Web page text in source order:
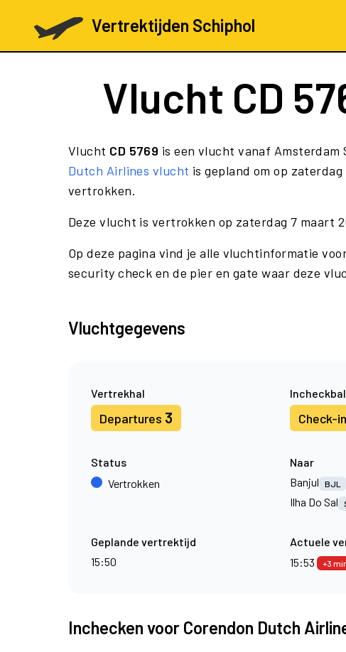
Vertrektijden Schiphol
Vlucht CD
Vlucht CD 5769 is een vlucht vanaf Amsterdam
Dutch Airlines vlucht is gepland om op
vertrokken.
Deze vlucht is vertrokken op zaterdag 7 maart
Op deze pagina vind je alle vluchtinformatie
security check en de pier en gate waar deze
Vluchtgegevens
Vertrekhal
Departures 3 Check-in
Status
Vertrokken
Naar
Banjul
BJL
Ilha Do Sal
Geplande vertrektijd
15:50
Actuele
15:53
+3
Inchecken voor Corendon Dutch